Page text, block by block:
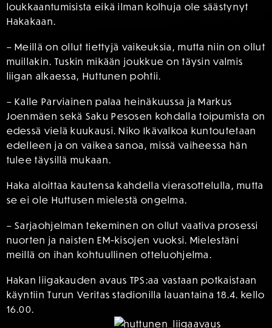
loukkaantumisista eikä ilman kolhuja ole säästynyt
Hakakaan.
– Meillä on ollut tiettyjä vaikeuksia, mutta niin on ollut
muillakin. Tuskin mikään joukkue on täysin valmis
liigan alkaessa, Huttunen pohtii.
– Kalle Parviainen palaa heinäkuussa ja Markus
Joenmäen sekä Saku Pesosen kohdalla toipumista on
edessä vielä kuukausi. Niko Ikävalkoa kuntoutetaan
edelleen ja on vaikea sanoa, missä vaiheessa hän
tulee täysillä mukaan.
Haka aloittaa kautensa kahdella vierasottelulla, mutta
se ei ole Huttusen mielestä ongelma.
– Sarjaohjelman tekeminen on ollut vaativa prosessi
nuorten ja naisten EM-kisojen vuoksi. Mielestäni
meillä on ihan kohtuullinen otteluohjelma.
Hakan liigakauden avaus TPS:aa vastaan potkaistaan
käyntiin Turun Veritas stadionilla lauantaina 18.4. kello
16.00.